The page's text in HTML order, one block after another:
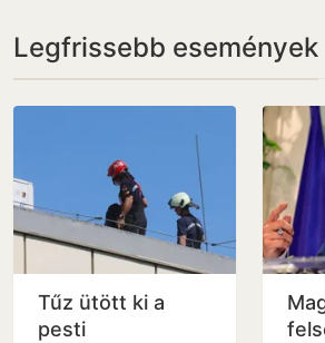
Legfrissebb események
Tűz ütött ki a
pesti